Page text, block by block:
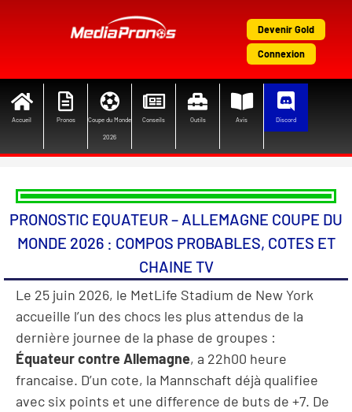
Devenir Gold
Connexion
Accueil Pronos Coupe du Monde
2026
Conseils Outils Avis Discord
PRONOSTIC EQUATEUR – ALLEMAGNE COUPE DU
MONDE 2026 : COMPOS PROBABLES, COTES ET
CHAINE TV
Le 25 juin 2026, le MetLife Stadium de New York
accueille l’un des chocs les plus attendus de la
dernière journee de la phase de groupes :
Équateur contre Allemagne, a 22h00 heure
francaise. D’un cote, la Mannschaft déjà qualifiee
avec six points et une difference de buts de +7. De